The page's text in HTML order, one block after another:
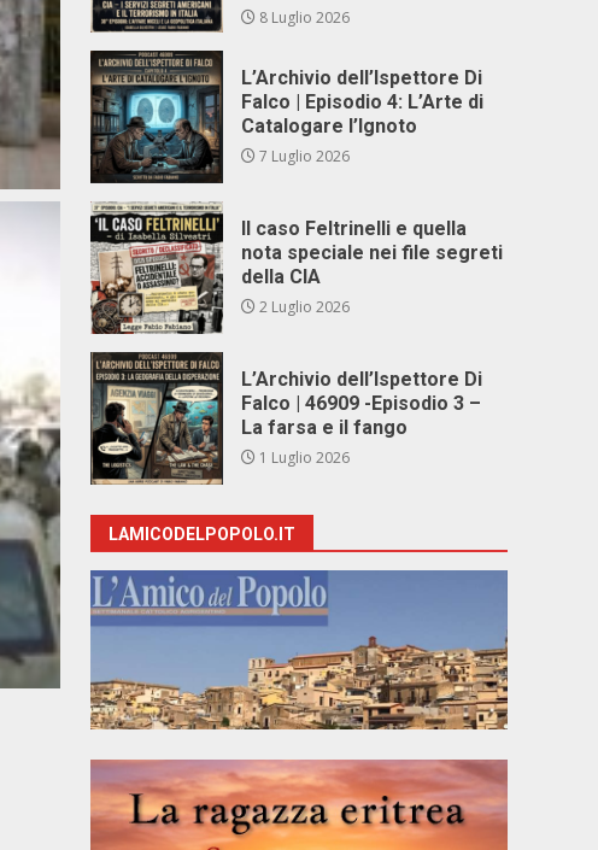
8 Luglio 2026
L’Archivio dell’Ispettore Di
Falco | Episodio 4: L’Arte di
Catalogare l’Ignoto
7 Luglio 2026
Il caso Feltrinelli e quella
nota speciale nei file segreti
della CIA
2 Luglio 2026
L’Archivio dell’Ispettore Di
Falco | 46909 -Episodio 3 –
La farsa e il fango
1 Luglio 2026
LAMICODELPOPOLO.IT